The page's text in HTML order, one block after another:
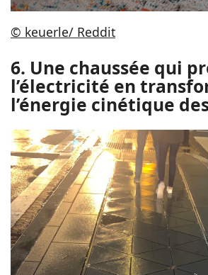
© keuerle/ Reddit
6. Une chaussée qui
l’électricité en
l’énergie cinétique